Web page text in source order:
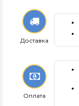
Доставка
Оплата